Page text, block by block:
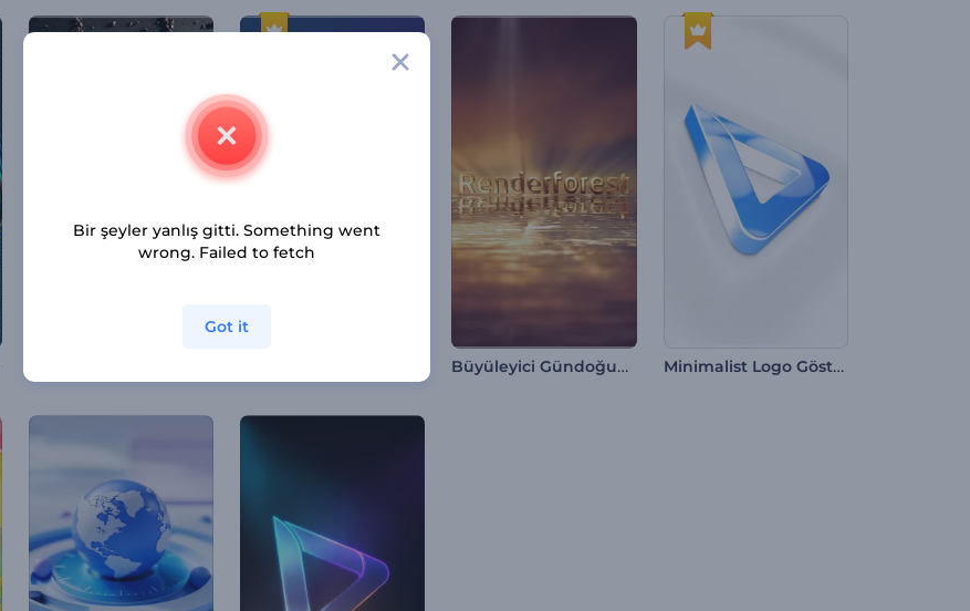
Büyüleyici Gündoğumu Logo Minimalist Logo Gösterimi
Bir şeyler yanlış gitti. Something went
wrong. Failed to fetch
Got it